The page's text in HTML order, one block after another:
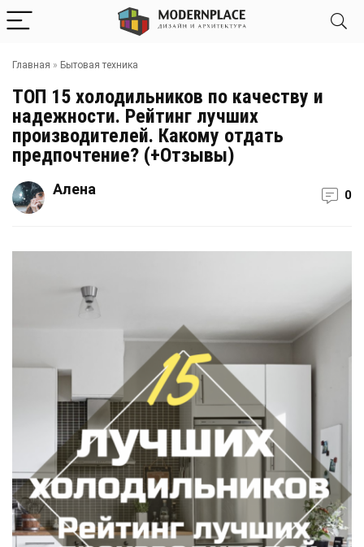
Главная » Бытовая техника
ТОП 15 холодильников по качеству и
надежности. Рейтинг лучших
производителей. Какому отдать
предпочтение? (+Отзывы)
Алена 0